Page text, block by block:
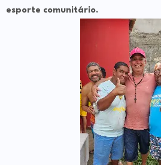
esporte comunitário.